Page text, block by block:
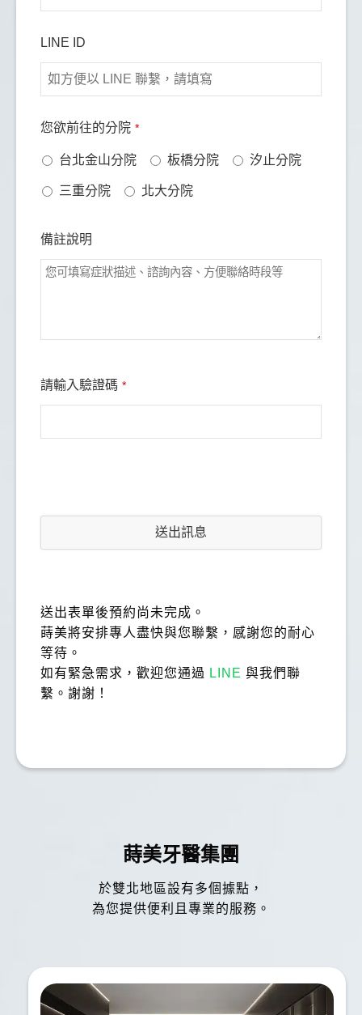
LINE ID
您欲前往的分院 *
台北金山分院 板橋分院 汐止分院
三重分院 北大分院
備註說明
請輸入驗證碼 *
送出訊息
送出表單後預約尚未完成。
蒔美將安排專人盡快與您聯繫，感謝您的耐心
等待。
如有緊急需求，歡迎您通過 LINE 與我們聯
繫。謝謝！
蒔美牙醫集團
於雙北地區設有多個據點，
為您提供便利且專業的服務。